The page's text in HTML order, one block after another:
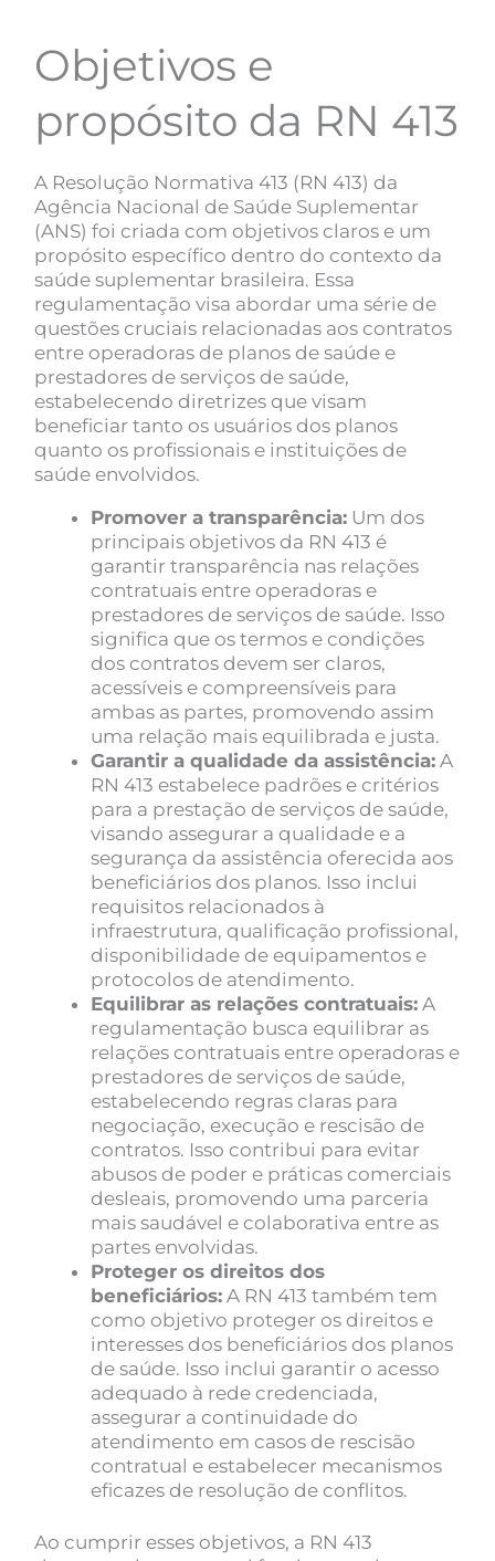
Objetivos e
propósito da RN 413
A Resolução Normativa 413 (RN 413) da
Agência Nacional de Saúde Suplementar
(ANS) foi criada com objetivos claros e um
propósito específico dentro do contexto da
saúde suplementar brasileira. Essa
regulamentação visa abordar uma série de
questões cruciais relacionadas aos contratos
entre operadoras de planos de saúde e
prestadores de serviços de saúde,
estabelecendo diretrizes que visam
beneficiar tanto os usuários dos planos
quanto os profissionais e instituições de
saúde envolvidos.
Promover a transparência: Um dos
principais objetivos da RN 413 é
garantir transparência nas relações
contratuais entre operadoras e
prestadores de serviços de saúde. Isso
significa que os termos e condições
dos contratos devem ser claros,
acessíveis e compreensíveis para
ambas as partes, promovendo assim
uma relação mais equilibrada e justa.
Garantir a qualidade da assistência: A
RN 413 estabelece padrões e critérios
para a prestação de serviços de saúde,
visando assegurar a qualidade e a
segurança da assistência oferecida aos
beneficiários dos planos. Isso inclui
requisitos relacionados à
infraestrutura, qualificação profissional,
disponibilidade de equipamentos e
protocolos de atendimento.
Equilibrar as relações contratuais: A
regulamentação busca equilibrar as
relações contratuais entre operadoras e
prestadores de serviços de saúde,
estabelecendo regras claras para
negociação, execução e rescisão de
contratos. Isso contribui para evitar
abusos de poder e práticas comerciais
desleais, promovendo uma parceria
mais saudável e colaborativa entre as
partes envolvidas.
Proteger os direitos dos
beneficiários: A RN 413 também tem
como objetivo proteger os direitos e
interesses dos beneficiários dos planos
de saúde. Isso inclui garantir o acesso
adequado à rede credenciada,
assegurar a continuidade do
atendimento em casos de rescisão
contratual e estabelecer mecanismos
eficazes de resolução de conflitos.
Ao cumprir esses objetivos, a RN 413